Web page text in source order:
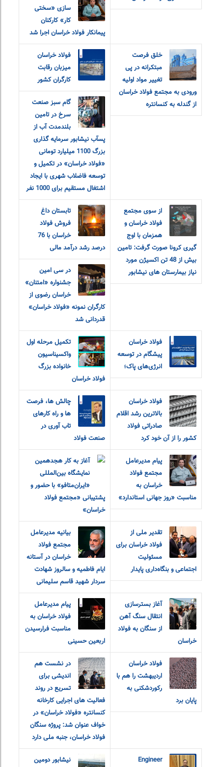
سازی «سختی
کار» کارکنان
پیمانکار فولاد خراسان اجرا شد
خلق فرصت
مبتکرانه در پی
تغییر مواد اولیه
ورودی به مجتمع فولاد خراسان
از گندله به کنسانتره
فولاد خراسان
میزبان رقابت
کارگران کشور
گام سبز صنعت
سرخ در تامین
بلندمدت آب از
پسآب نیشابور سرمایه گذاری
بزرگ 1100 میلیارد تومانی
«فولاد خراسان» در تکمیل و
توسعه فاضلاب شهری با ایجاد
اشتغال مستقیم برای 1000 نفر
از سوی مجتمع
فولاد خراسان و
همزمان با اوج
گیری کرونا صورت گرفت: تامین
بیش از 48 تن اکسیژن مورد
نیاز بیمارستان های نیشابور
تابستان داغ
فروش فولاد
خراسان با 76
درصد رشد درآمد مالی
در سی امین
جشنواره «امتنان»
خراسان رضوی از
کارگران نمونه «فولاد خراسان»
قدردانی شد
فولاد خراسان
پیشگام در توسعه
انرژی‌های پاک؛
تکمیل مرحله اول
واکسیناسیون
خانواده بزرگ
فولاد خراسان
فولاد خراسان
بالاترین رشد اقلام
صادراتی فولاد
کشور را از آن خود کرد
چالش ها، فرصت
ها و راه کارهای
تاب آوری در
صنعت فولاد
پیام مدیرعامل
مجتمع فولاد
خراسان به
مناسبت «روز جهانی استاندارد»
آغاز به کار هجدهمین
نمایشگاه بین‌المللی
«ایران‌متافو» با حضور و
پشتیبانی «مجتمع فولاد
خراسان»
تقدیر ملی از
فولاد خراسان برای
مسئولیت
اجتماعی و بنگاه‌داری پایدار
بیانیه مدیرعامل
مجتمع فولاد
خراسان در آستانه
ایام فاطمیه و سالروز شهادت
سردار شهید قاسم سلیمانی
آغاز بسترسازی
انتقال سنگ آهن
از سنگان به فولاد
خراسان
پیام مدیرعامل
فولاد خراسان به
مناسبت فرارسیدن
اربعین حسینی
فولاد خراسان
اردیبهشت را هم با
رکوردشکنی به
پایان برد
در نشست هم
اندیشی برای
تسریع در روند
فعالیت های اجرایی کارخانه
کنسانتره «فولاد خراسان» در
خواف عنوان شد: پروژه سنگان
فولاد خراسان، جنبه ملی دارد
Engineer
نیشابور دومین